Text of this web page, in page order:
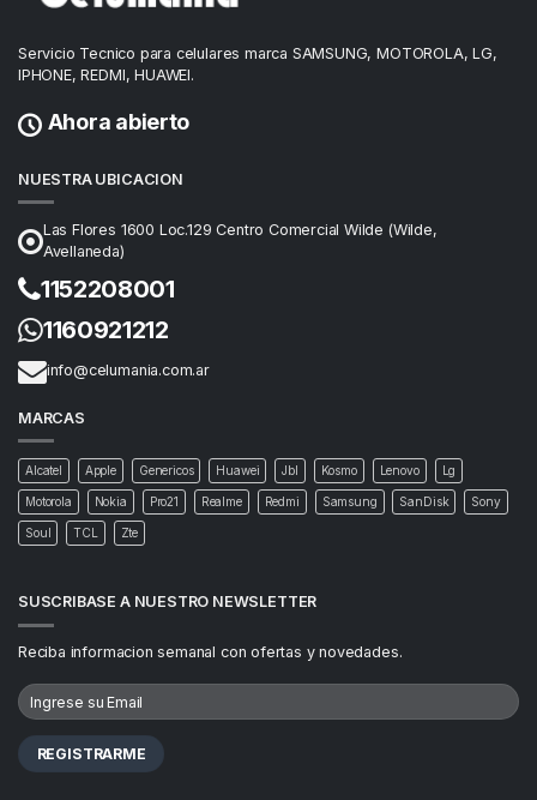
Servicio Tecnico para celulares marca SAMSUNG, MOTOROLA, LG,
IPHONE, REDMI, HUAWEI.
Ahora abierto
NUESTRA UBICACION
Las Flores 1600 Loc.129 Centro Comercial Wilde (Wilde,
Avellaneda)
1152208001
1160921212
info@celumania.com.ar
MARCAS
Alcatel Apple Genericos Huawei Jbl Kosmo Lenovo Lg
Motorola Nokia Pro21 Realme Redmi Samsung SanDisk Sony
Soul TCL Zte
SUSCRIBASE A NUESTRO NEWSLETTER
Reciba informacion semanal con ofertas y novedades.